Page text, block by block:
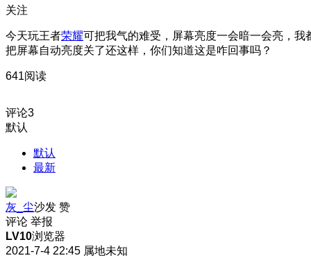
关注
今天玩王者荣耀可把我气的难受，屏幕亮度一会暗一会亮，我
把屏幕自动亮度关了还这样，你们知道这是咋回事吗？
641阅读
评论3
默认
默认
最新
灰_尘沙发 赞
评论 举报
LV10浏览器
2021-7-4 22:45 属地未知